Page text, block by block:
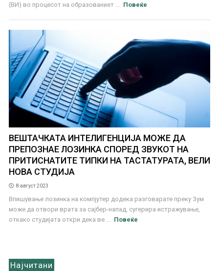
(ВИ) во процесот на образованиет ...
Повеќе
ВЕШТАЧКАТА ИНТЕЛИГЕНЦИЈА МОЖЕ ДА
ПРЕПОЗНАЕ ЛОЗИНКА СПОРЕД ЗВУКОТ НА
ПРИТИСНАТИТЕ ТИПКИ НА ТАСТАТУРАТА, ВЕЛИ
НОВА СТУДИЈА
8 август 2023
Впишување лозинка на компјутер додека разговарате преку Зум
може да отвори врата за сајбер-напад, сугерира истражување,
откако студијата откри дека ве ...
Повеќе
Најчитани